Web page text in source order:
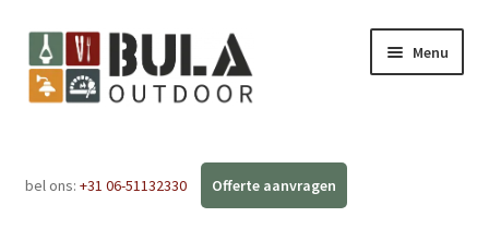
Menu
Webshop
bel ons: +31 06-51132330